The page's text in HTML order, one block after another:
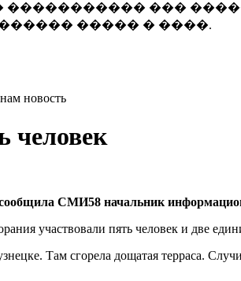
����������� ���
����� � ����.
новость
человек
СМИ58 начальник
участвовали пять человек и две
Там сгорела дощатая терраса.